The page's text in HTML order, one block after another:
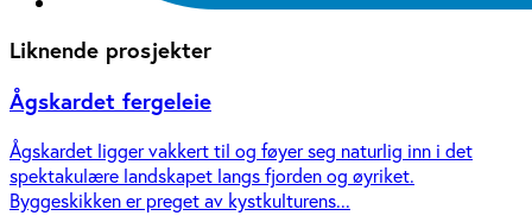
Liknende prosjekter
Ågskardet fergeleie
Ågskardet ligger vakkert til og føyer seg naturlig inn i det
spektakulære landskapet langs fjorden og øyriket.
Byggeskikken er preget av kystkulturens...